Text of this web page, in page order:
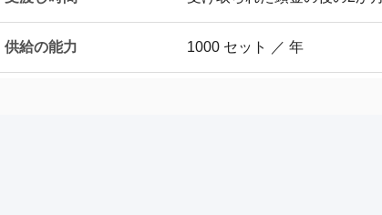
供給の能力 1000 セット ／ 年